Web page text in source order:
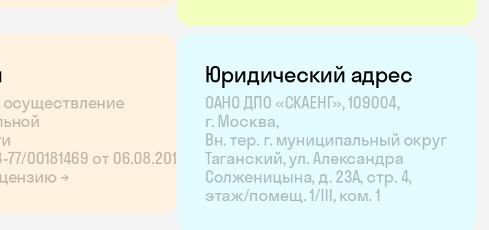
00181469 от 06.08.2019
→
Юридический адрес
ОАНО ДПО «СКАЕНГ», 109004,
г. Москва,
Вн. тер. г. муниципальный округ
Таганский, ул. Александра
Солженицына, д. 23А, стр. 4,
этаж/помещ. 1/III, ком. 1